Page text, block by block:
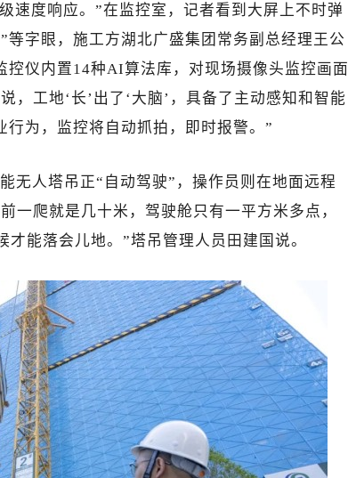
速度响应。”在监控室，记者看到大屏上不时弹
等字眼，施工方湖北广盛集团常务副总经理王公
控仪内置14种AI算法库，对现场摄像头监控画面
，工地‘长’出了‘大脑’，具备了主动感知和智能
行为，监控将自动抓拍，即时报警。”
无人塔吊正“自动驾驶”，操作员则在地面远程
一爬就是几十米，驾驶舱只有一平方米多点，
能落会儿地。”塔吊管理人员田建国说。